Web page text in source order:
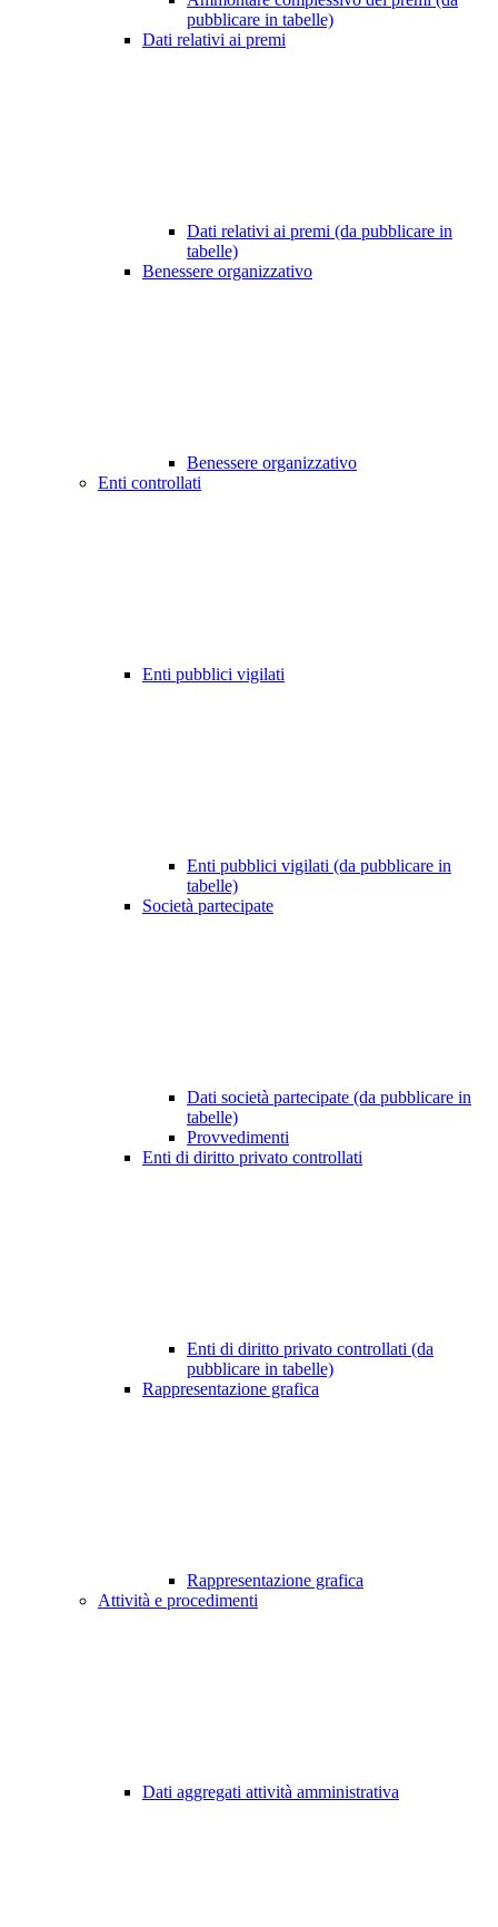
pubblicare in tabelle)
Dati relativi ai premi
Dati relativi ai premi (da pubblicare in
tabelle)
Benessere organizzativo
Benessere organizzativo
Enti controllati
Enti pubblici vigilati
Enti pubblici vigilati (da pubblicare in
tabelle)
Società partecipate
Dati società partecipate (da pubblicare in
tabelle)
Provvedimenti
Enti di diritto privato controllati
Enti di diritto privato controllati (da
pubblicare in tabelle)
Rappresentazione grafica
Rappresentazione grafica
Attività e procedimenti
Dati aggregati attività amministrativa